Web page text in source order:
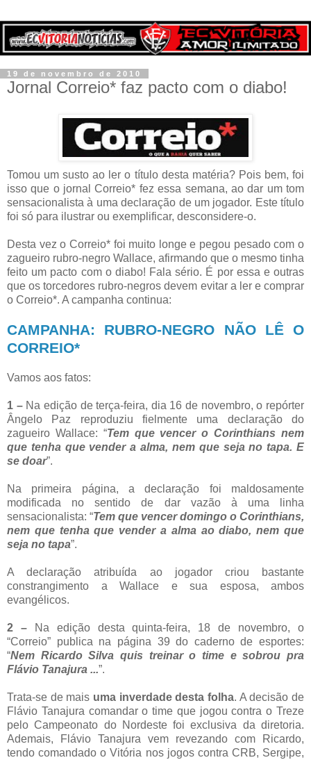
19 de novembro de 2010
Jornal Correio* faz pacto com o diabo!
Tomou um susto ao ler o título desta matéria? Pois bem, foi
isso que o jornal Correio* fez essa semana, ao dar um tom
sensacionalista à uma declaração de um jogador. Este título
foi só para ilustrar ou exemplificar, desconsidere-o.
Desta vez o Correio* foi muito longe e pegou pesado com o
zagueiro rubro-negro Wallace, afirmando que o mesmo tinha
feito um pacto com o diabo! Fala sério. É por essa e outras
que os torcedores rubro-negros devem evitar a ler e comprar
o Correio*. A campanha continua:
CAMPANHA: RUBRO-NEGRO NÃO LÊ O
CORREIO*
Vamos aos fatos:
1 –Na edição de terça-feira, dia 16 de novembro, o repórter
Ângelo Paz reproduziu fielmente uma declaração do
zagueiro Wallace: “Tem que vencer o Corinthians nem
que tenha que vender a alma, nem que seja no tapa. E
se doar”.
Na primeira página, a declaração foi maldosamente
modificada no sentido de dar vazão à uma linha
sensacionalista: “Tem que vencer domingo o Corinthians,
nem que tenha que vender a alma ao diabo, nem que
seja no tapa”.
A declaração atribuída ao jogador criou bastante
constrangimento a Wallace e sua esposa, ambos
evangélicos.
2 –Na edição desta quinta-feira, 18 de novembro, o
“Correio” publica na página 39 do caderno de esportes:
“Nem Ricardo Silva quis treinar o time e sobrou pra
Flávio Tanajura ...”.
Trata-se de mais uma inverdade desta folha. A decisão de
Flávio Tanajura comandar o time que jogou contra o Treze
pelo Campeonato do Nordeste foi exclusiva da diretoria.
Ademais, Flávio Tanajura vem revezando com Ricardo,
tendo comandado o Vitória nos jogos contra CRB, Sergipe,